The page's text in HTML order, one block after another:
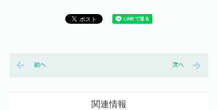
前へ 次へ
関連情報